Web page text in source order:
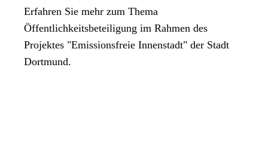
Erfahren Sie mehr zum Thema
Öffentlichkeitsbeteiligung im Rahmen des
Projektes "Emissionsfreie Innenstadt" der Stadt
Dortmund.